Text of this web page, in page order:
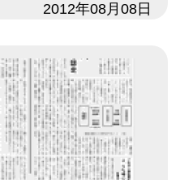
2012年08月08日